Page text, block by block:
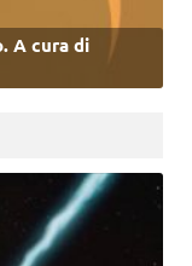
A cura di